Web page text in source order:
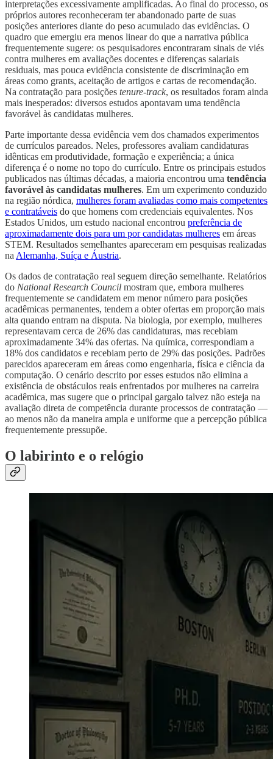
interpretações excessivamente amplificadas. Ao final do processo, os
próprios autores reconheceram ter abandonado parte de suas
posições anteriores diante do peso acumulado das evidências. O
quadro que emergiu era menos linear do que a narrativa pública
frequentemente sugere: os pesquisadores encontraram sinais de viés
contra mulheres em avaliações docentes e diferenças salariais
residuais, mas pouca evidência consistente de discriminação em
áreas como grants, aceitação de artigos e cartas de recomendação.
Na contratação para posições tenure-track, os resultados foram ainda
mais inesperados: diversos estudos apontavam uma tendência
favorável às candidatas mulheres.
Parte importante dessa evidência vem dos chamados experimentos
de currículos pareados. Neles, professores avaliam candidaturas
idênticas em produtividade, formação e experiência; a única
diferença é o nome no topo do currículo. Entre os principais estudos
publicados nas últimas décadas, a maioria encontrou uma tendência
favorável às candidatas mulheres. Em um experimento conduzido
na região nórdica, mulheres foram avaliadas como mais competentes
e contratáveis do que homens com credenciais equivalentes. Nos
Estados Unidos, um estudo nacional encontrou preferência de
aproximadamente dois para um por candidatas mulheres em áreas
STEM. Resultados semelhantes apareceram em pesquisas realizadas
na Alemanha, Suíça e Áustria.
Os dados de contratação real seguem direção semelhante. Relatórios
do National Research Council mostram que, embora mulheres
frequentemente se candidatem em menor número para posições
acadêmicas permanentes, tendem a obter ofertas em proporção mais
alta quando entram na disputa. Na biologia, por exemplo, mulheres
representavam cerca de 26% das candidaturas, mas recebiam
aproximadamente 34% das ofertas. Na química, correspondiam a
18% dos candidatos e recebiam perto de 29% das posições. Padrões
parecidos apareceram em áreas como engenharia, física e ciência da
computação. O cenário descrito por esses estudos não elimina a
existência de obstáculos reais enfrentados por mulheres na carreira
acadêmica, mas sugere que o principal gargalo talvez não esteja na
avaliação direta de competência durante processos de contratação —
ao menos não da maneira ampla e uniforme que a percepção pública
frequentemente pressupõe.
O labirinto e o relógio